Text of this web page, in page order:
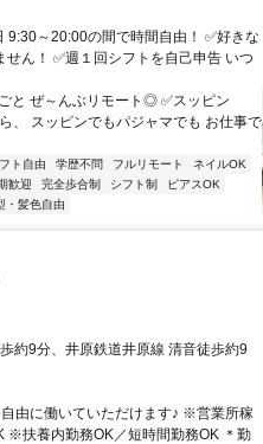
9:30～20:00の間で時間自由！ ✅好きな
ん！ ✅週１回シフトを自己申告 いつ
と ぜ～んぶリモート◎ ✅スッピン
、 スッピンでもパジャマでも お仕事で
ト自由 学歴不問 フルリモート
ネイルOK
歓迎 完全歩合制 シフト制
ピアスOK
・髪色自由
約9分、井原鉄道井原線 清音徒歩約9
由に働いていただけます♪ ※営業所稼
※扶養内勤務OK／短時間勤務OK ＊勤